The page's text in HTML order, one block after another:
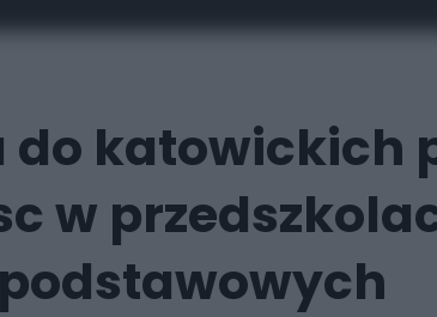
katowickich
w